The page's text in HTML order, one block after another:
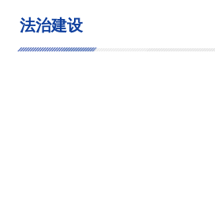
法治建设